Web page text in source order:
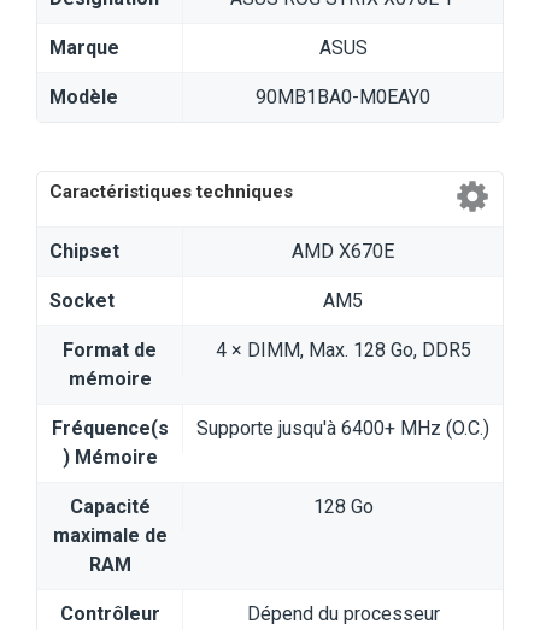
Marque ASUS
Modèle ‎90MB1BA0-M0EAY0
Caractéristiques techniques
Chipset AMD X670E
Socket AM5
Format de
mémoire
4 × DIMM, Max. 128 Go, DDR5
Fréquence(s
) Mémoire
Supporte jusqu'à 6400+ MHz (O.C.)
Capacité
maximale de
RAM
128 Go
Contrôleur
Dépend du processeur